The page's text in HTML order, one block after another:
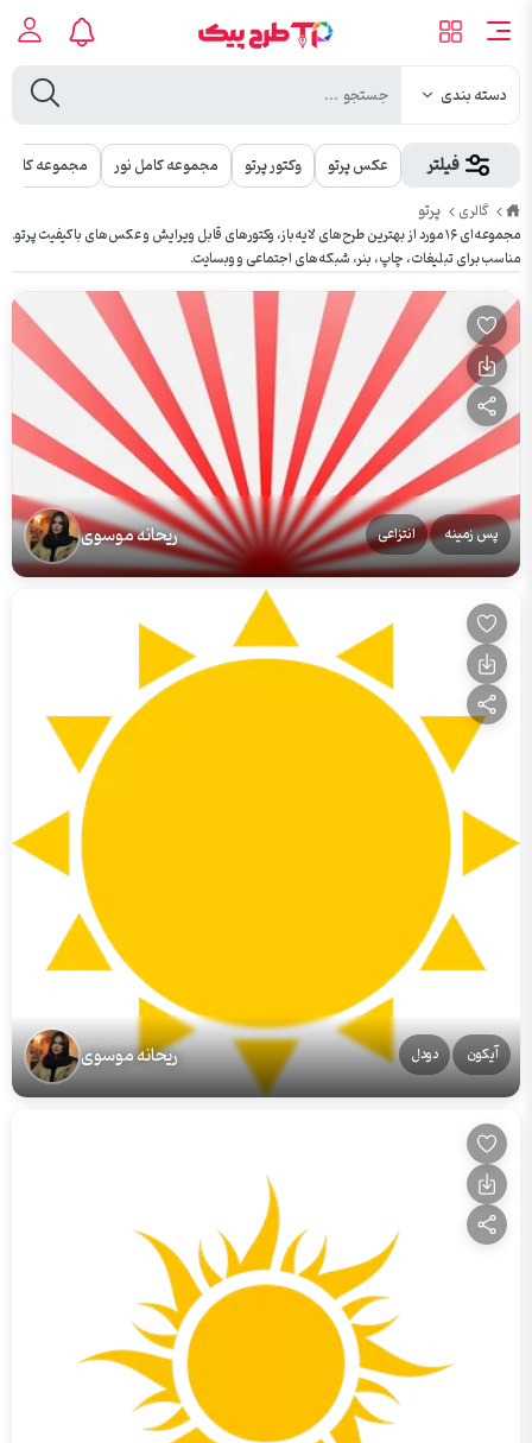
دسته بندی
فیلتر عکس پرتو وکتور پرتو مجموعه کامل نور
مجموعه
طرح
پیک
گالری پرتو
مجموعه‌ای ۱۶ مورد از بهترین طرح‌های لایه‌باز، وکتورهای قابل ویرایش و عکس‌های باکیفیت پرتو.
مناسب برای تبلیغات، چاپ، بنر، شبکه‌های اجتماعی و وبسایت.
پس زمینه انتزاعی ریحانه موسوی
آیکون دودل ریحانه موسوی